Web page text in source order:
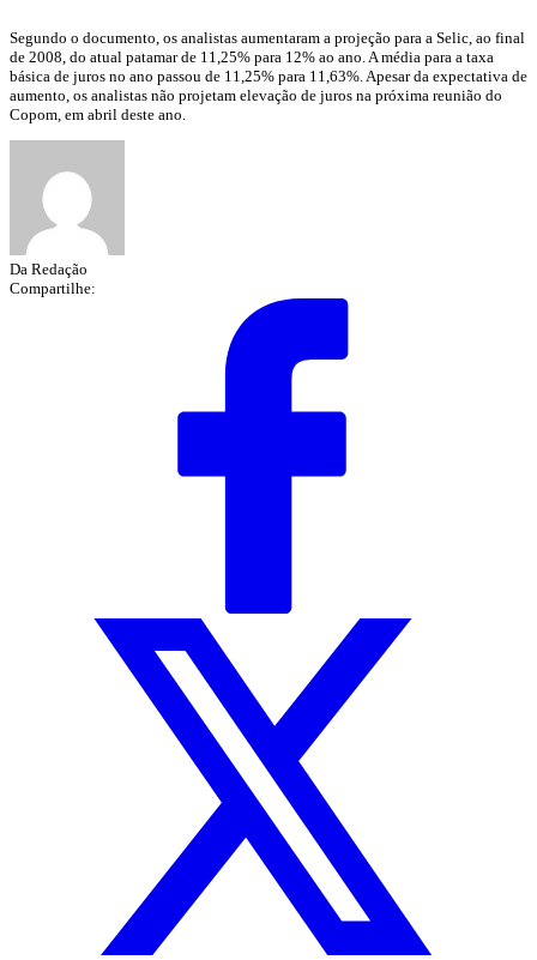
Segundo o documento, os analistas aumentaram a projeção para a Selic, ao final
de 2008, do atual patamar de 11,25% para 12% ao ano. A média para a taxa
básica de juros no ano passou de 11,25% para 11,63%. Apesar da expectativa de
aumento, os analistas não projetam elevação de juros na próxima reunião do
Copom, em abril deste ano.
Da Redação
Compartilhe: